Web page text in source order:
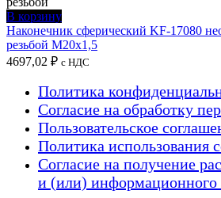
В корзину
Наконечник сферический KF-17080
резьбой M20x1,5
4697,02 ₽ с НДС
Политика
Согласие на обработку
Пользовательское
Политика использования
Согласие на получение
и (или) информационного